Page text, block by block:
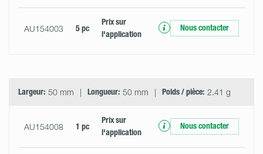
AU154003 5 pc
Prix ​​sur
l'application
Nous contacter
Largeur: 50 mm Longueur: 50 mm Poids / pièce: 2.41 g
AU154008 1 pc
Prix ​​sur
l'application
Nous contacter